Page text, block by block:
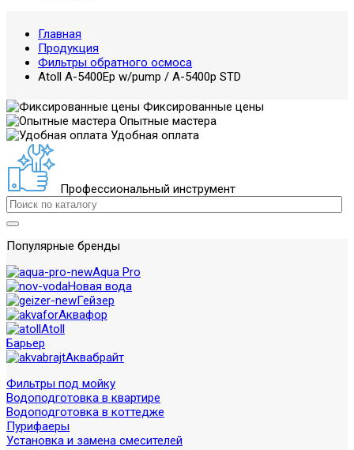
Главная
Продукция
Фильтры обратного осмоса
Atoll A-5400Ep w/pump / A-5400p STD
Фиксированные цены
Опытные мастера
Удобная оплата
Профессиональный инструмент
Популярные бренды
Aqua Pro
Новая вода
Гейзер
Аквафор
Atoll
Барьер
Аквабрайт
Фильтры под мойку
Водоподготовка в квартире
Водоподготовка в коттедже
Пурифаеры
Установка и замена смесителей